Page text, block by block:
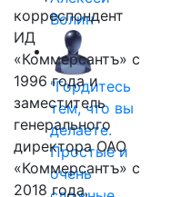
Волин
"Гордитесь
тем, что вы
делаете.
Простые и
очень
корреспондент
ИД
«Коммерсантъ» с
1996 года и
заместитель
генерального
директора ОАО
«Коммерсантъ» с
2018 года,